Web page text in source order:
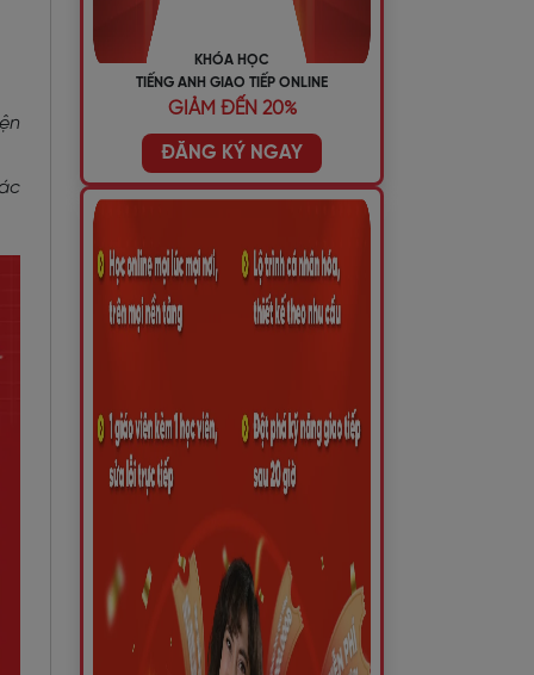
KHÓA HỌC
TIẾNG ANH GIAO TIẾP ONLINE
GIẢM ĐẾN 20%
ĐĂNG KÝ NGAY